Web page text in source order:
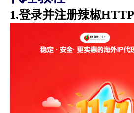
1.登录并注册辣椒HTTP